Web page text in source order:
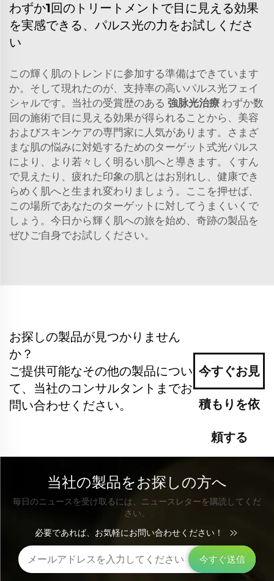
わずか1回のトリートメントで目に見える効果
を実感できる、パルス光の力をお試しくださ
い
この輝く肌のトレンドに参加する準備はできています
か。そして現れたのが、支持率の高いパルス光フェイ
シャルです。当社の受賞歴のある 強脉光治療 わずか数
回の施術で目に見える効果が得られることから、美容
およびスキンケアの専門家に人気があります。さまざ
まな肌の悩みに対処するためのターゲット式光パルス
により、より若々しく明るい肌へと導きます。くすん
で見えたり、疲れた印象の肌とはお別れし、健康でき
らめく肌へと生まれ変わりましょう。ここを押せば、
この場所であなたのターゲットに対してうまくいくで
しょう。今日から輝く肌への旅を始め、奇跡の製品を
ぜひご自身でお試しください。
お探しの製品が見つかりません
か？
ご提供可能なその他の製品につい
て、当社のコンサルタントまでお
問い合わせください。
今すぐお見
積もりを依
頼する
当社の製品をお探しの方へ
毎日のニュースを受け取るには、ニュースレターを購読してくだ
さい。
必要であれば、お気軽にお問い合わせください！
今すぐ送信